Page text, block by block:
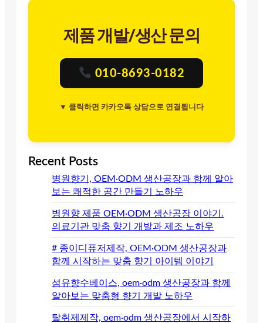
제품 개발/생산 문의
010-8693-0182
▼ 클릭하면 카카오톡 상담으로 연결됩니다
Recent Posts
병원향기, OEM·ODM 생산공장과 함께 알아
보는 쾌적한 공간 만들기 노하우
병원향 제품 OEM·ODM 생산공장 이야기.
의료기관 맞춤 향기 개발과 제조 노하우
# 종이디퓨저제작, OEM·ODM 생산공장과
함께 시작하는 맞춤 향기 아이템 이야기
섬유향수베이스, oem·odm 생산공장과 함께
알아보는 맞춤형 향기 개발 노하우
탈취제제작, oem·odm 생산공장에서 시작하